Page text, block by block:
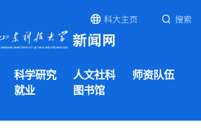
科大主页 搜索
科学研究 人文社科
师资队伍
就业 图书馆